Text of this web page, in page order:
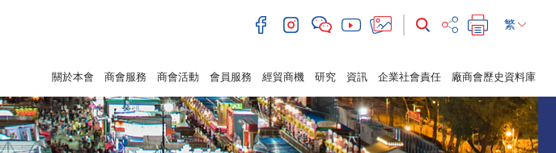
繁
關於本會 商會服務 商會活動 會員服務 經貿商機 研究 資訊 企業社會責任 廠商會歷史資料庫